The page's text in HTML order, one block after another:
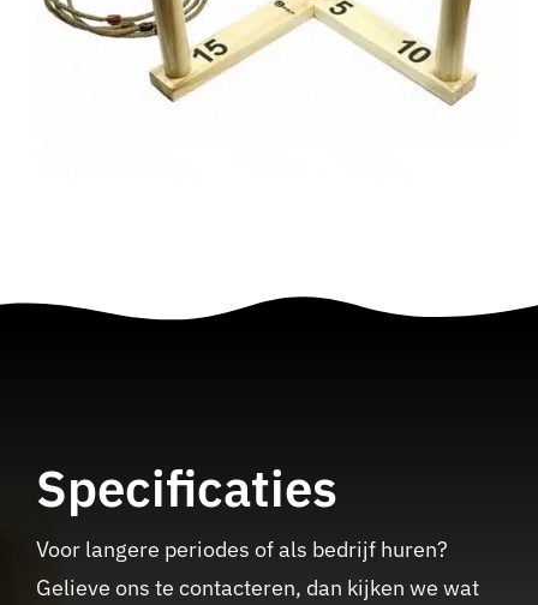
Specificaties
Voor langere periodes of als bedrijf huren?
Gelieve ons te contacteren, dan kijken we wat